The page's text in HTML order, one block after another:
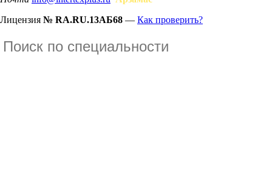
Лицензия № RA.RU.13АБ68 — Как проверить?